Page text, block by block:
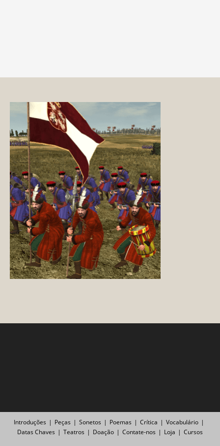
Introduções Peças Sonetos Poemas Crítica
Vocabulário
Datas Chaves
Teatros Doação Contate-nos Loja Cursos